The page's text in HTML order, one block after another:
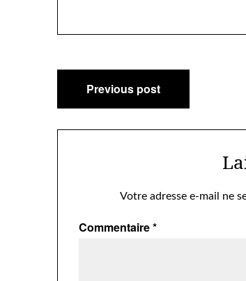
Navigation
de
l’article
Previous post
Votre adresse e-mail ne
Commentaire*